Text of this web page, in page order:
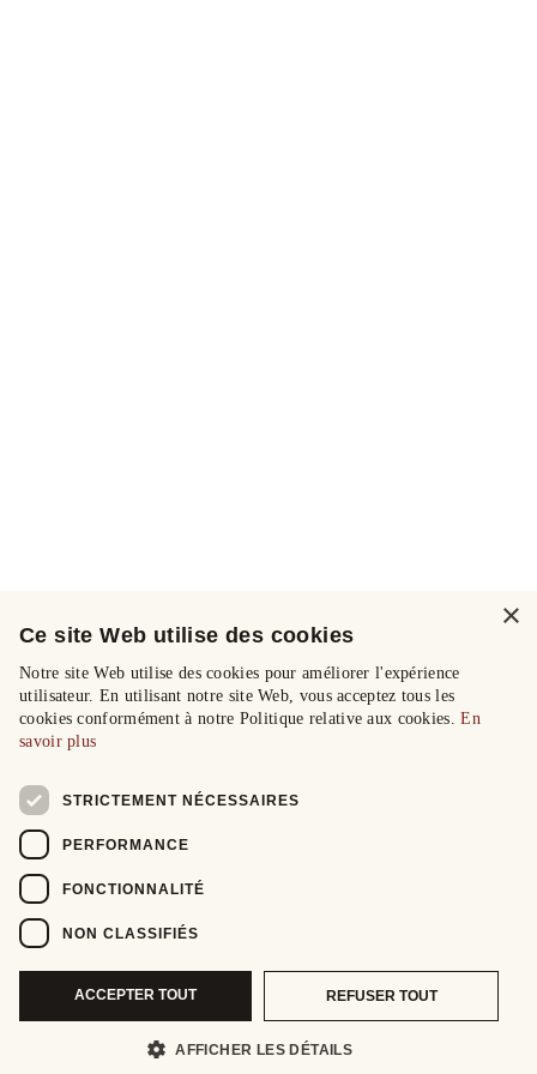
×
Ce site Web utilise des cookies
Notre site Web utilise des cookies pour améliorer l'expérience
utilisateur. En utilisant notre site Web, vous acceptez tous les
cookies conformément à notre Politique relative aux cookies.En
savoir plus
STRICTEMENT NÉCESSAIRES
PERFORMANCE
FONCTIONNALITÉ
NON CLASSIFIÉS
ACCEPTER TOUT REFUSER TOUT
AFFICHER LES DÉTAILS